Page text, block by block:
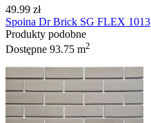
49.99 zł
Spoina Dr Brick SG FLEX 1013
Produkty podobne
Dostępne 93.75 m2